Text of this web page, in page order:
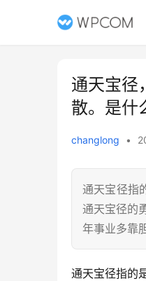
通天宝径
散。是什
changlong •
通天宝径指
通天宝径的
年事业多靠
通天宝径指的